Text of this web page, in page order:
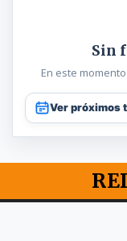
Sin
En este
Ver próximos